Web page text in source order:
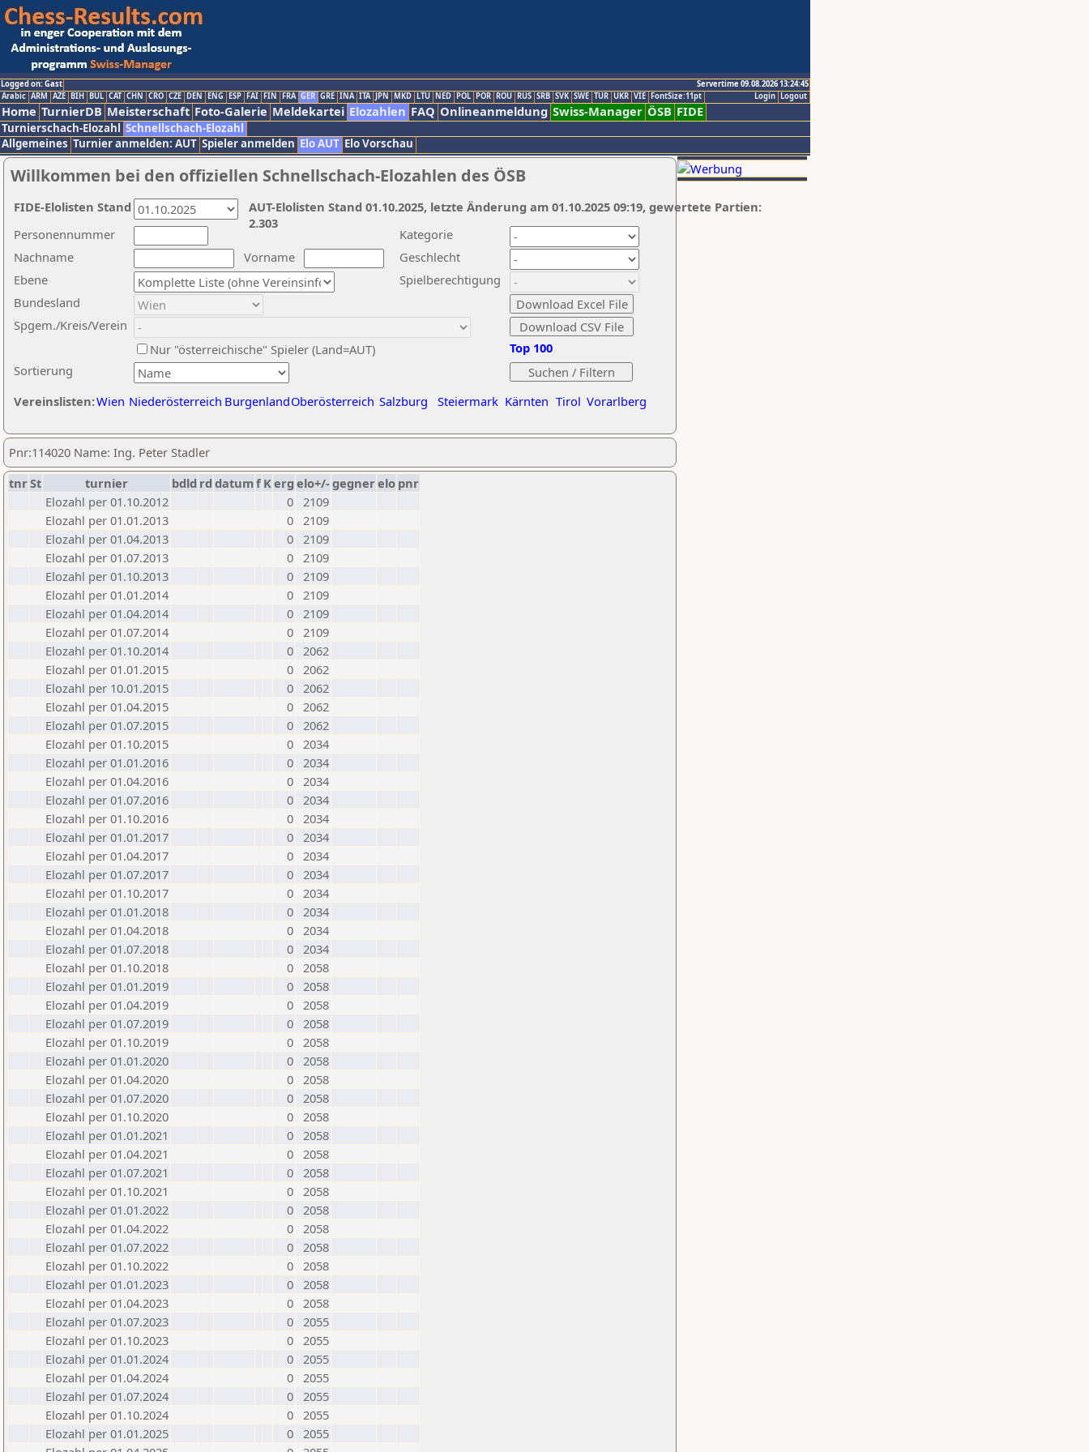
Logged on: Gast
Servertime 09.08.2026 13:24:45
Logout
Login
Arabic ARM AZE BIH BUL CAT CHN CRO CZE DEN ENG ESP FAI FIN FRA GER GRE INA ITA JPN MKD LTU NED POL POR ROU RUS SRB SVK SWE TUR UKR VIE FontSize:11pt
Home TurnierDB Meisterschaft Foto-Galerie Meldekartei Elozahlen FAQ Onlineanmeldung Swiss-Manager ÖSB FIDE
Turnierschach-Elozahl Schnellschach-Elozahl
Allgemeines Turnier anmelden: AUT Spieler anmelden Elo AUT Elo Vorschau
Willkommen bei den offiziellen Schnellschach-Elozahlen des ÖSB
Nachname
Vorname
Ebene
Kategorie
Sortierung
Personennummer
Bundesland
Spgem./Kreis/Verein
Geschlecht
Nur "österreichische" Spieler (Land=AUT)
Spielberechtigung
Vereinslisten:Wien Niederösterreich BurgenlandOberösterreich Salzburg Steiermark Kärnten Tirol Vorarlberg
Top 100
AUT-Elolisten Stand 01.10.2025, letzte Änderung am 01.10.2025 09:19, gewertete Partien:
2.303
FIDE-Elolisten Stand
Pnr:114020 Name: Ing. Peter Stadler
tnrSt turnier bdld rd datumf Kerg elo+/-gegnerelo pnr
Elozahl per 01.10.2012
0 2109
Elozahl per 01.01.2013
0 2109
Elozahl per 01.04.2013
0 2109
Elozahl per 01.07.2013
0 2109
Elozahl per 01.10.2013
0 2109
Elozahl per 01.01.2014
0 2109
Elozahl per 01.04.2014
0 2109
Elozahl per 01.07.2014
0 2109
Elozahl per 01.10.2014
0 2062
Elozahl per 01.01.2015
0 2062
Elozahl per 10.01.2015
0 2062
Elozahl per 01.04.2015
0 2062
Elozahl per 01.07.2015
0 2062
Elozahl per 01.10.2015
0 2034
Elozahl per 01.01.2016
0 2034
Elozahl per 01.04.2016
0 2034
Elozahl per 01.07.2016
0 2034
Elozahl per 01.10.2016
0 2034
Elozahl per 01.01.2017
0 2034
Elozahl per 01.04.2017
0 2034
Elozahl per 01.07.2017
0 2034
Elozahl per 01.10.2017
0 2034
Elozahl per 01.01.2018
0 2034
Elozahl per 01.04.2018
0 2034
Elozahl per 01.07.2018
0 2034
Elozahl per 01.10.2018
0 2058
Elozahl per 01.01.2019
0 2058
Elozahl per 01.04.2019
0 2058
Elozahl per 01.07.2019
0 2058
Elozahl per 01.10.2019
0 2058
Elozahl per 01.01.2020
0 2058
Elozahl per 01.04.2020
0 2058
Elozahl per 01.07.2020
0 2058
Elozahl per 01.10.2020
0 2058
Elozahl per 01.01.2021
0 2058
Elozahl per 01.04.2021
0 2058
Elozahl per 01.07.2021
0 2058
Elozahl per 01.10.2021
0 2058
Elozahl per 01.01.2022
0 2058
Elozahl per 01.04.2022
0 2058
Elozahl per 01.07.2022
0 2058
Elozahl per 01.10.2022
0 2058
Elozahl per 01.01.2023
0 2058
Elozahl per 01.04.2023
0 2058
Elozahl per 01.07.2023
0 2055
Elozahl per 01.10.2023
0 2055
Elozahl per 01.01.2024
0 2055
Elozahl per 01.04.2024
0 2055
Elozahl per 01.07.2024
0 2055
Elozahl per 01.10.2024
0 2055
Elozahl per 01.01.2025
0 2055